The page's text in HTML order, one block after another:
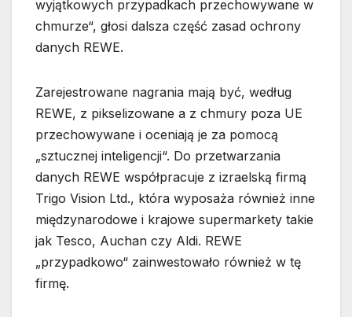
wyjątkowych przypadkach przechowywane w
chmurze“, głosi dalsza część zasad ochrony
danych REWE.
Zarejestrowane nagrania mają być, według
REWE, z pikselizowane a z chmury poza UE
przechowywane i oceniają je za pomocą
„sztucznej inteligencji“. Do przetwarzania
danych REWE współpracuje z izraelską firmą
Trigo Vision Ltd., która wyposaża również inne
międzynarodowe i krajowe supermarkety takie
jak Tesco, Auchan czy Aldi. REWE
„przypadkowo“ zainwestowało również w tę
firmę.